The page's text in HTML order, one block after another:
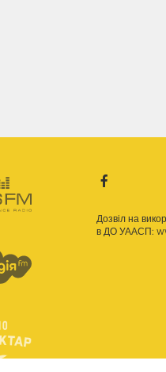
Дозвіл на
в ДО УААСП: